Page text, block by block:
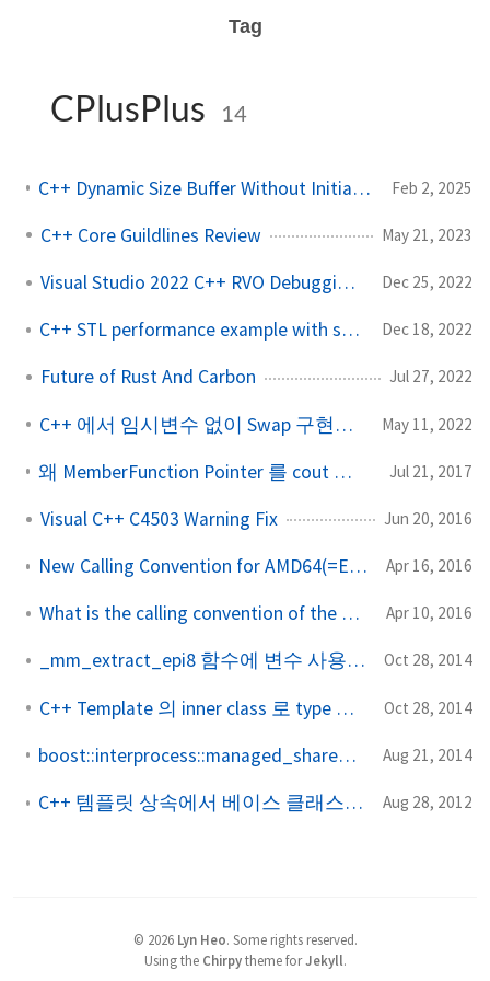
Tag
CPlusPlus 14
C++ Dynamic Size Buffer Without Initialization And Memory Leak Feb 2, 2025
C++ Core Guildlines Review May 21, 2023
Visual Studio 2022 C++ RVO Debugging Bug Dec 25, 2022
C++ STL performance example with shared_ptr Dec 18, 2022
Future of Rust And Carbon Jul 27, 2022
C++ 에서 임시변수 없이 Swap 구현하기 퀴즈 May 11, 2022
왜 MemberFunction Pointer 를 cout 으로 출력하면 1이 나올까 Jul 21, 2017
Visual C++ C4503 Warning Fix Jun 20, 2016
New Calling Convention for AMD64(=EM64T, x64) and IA32(=x86) Apr 16, 2016
What is the calling convention of the C++ lambda Apr 10, 2016
_mm_extract_epi8 함수에 변수 사용시 compile error Oct 28, 2014
C++ Template 의 inner class 로 type 선언 하기 Oct 28, 2014
boost::interprocess::managed_shared_memory의 동작에 관하여 Aug 21, 2014
C++ 템플릿 상속에서 베이스 클래스의 멤버에 접근하는 경우의 문제 Aug 28, 2012
© 2026 Lyn Heo. Some rights reserved.
Using the Chirpytheme forJekyll.